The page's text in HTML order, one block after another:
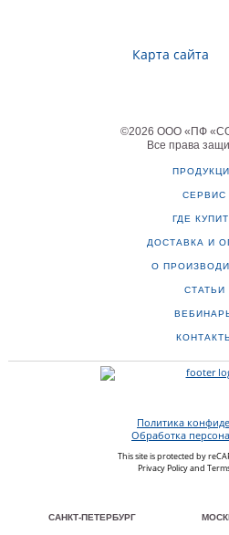
Карта сайта
©2026 ООО «ПФ
Все права
СЕРВИС
ГДЕ
ДОСТАВКА И
О
СТАТЬИ
Политика
Обработка
This site is protected by
Privacy Policyand
САНКТ-ПЕТЕРБУРГ